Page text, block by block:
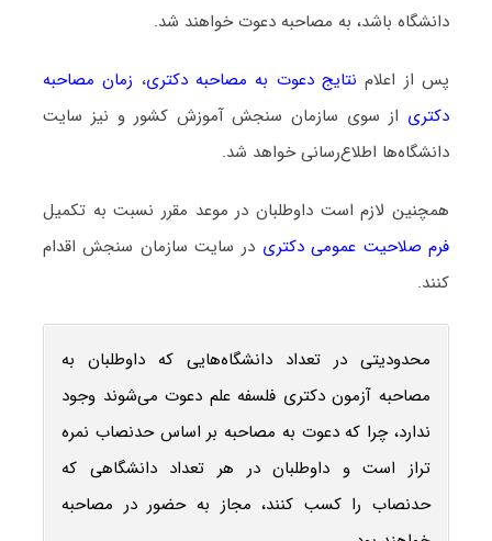
دانشگاه باشد، به مصاحبه دعوت خواهند شد.
پس از اعلام نتایج دعوت به مصاحبه دکتری، زمان مصاحبه
دکتری از سوی سازمان سنجش آموزش کشور و نیز سایت
دانشگاه‌ها اطلاع‌رسانی خواهد شد.
همچنین لازم است داوطلبان در موعد مقرر نسبت به تکمیل
فرم صلاحیت عمومی دکتری در سایت سازمان سنجش اقدام
کنند.
محدودیتی در تعداد دانشگاه‌هایی که داوطلبان به
مصاحبه آزمون دکتری فلسفه علم دعوت می‌شوند وجود
ندارد، چرا که دعوت به مصاحبه بر اساس حدنصاب نمره
تراز است و داوطلبان در هر تعداد دانشگاهی که
حدنصاب را کسب کنند، مجاز به حضور در مصاحبه